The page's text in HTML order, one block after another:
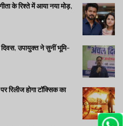
के रिश्ते में आया नया मोड़,
उपायुक्त ने सुनीं भूमि-
होगा टॉक्सिक का